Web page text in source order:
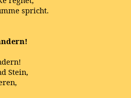
spricht.
Stein,